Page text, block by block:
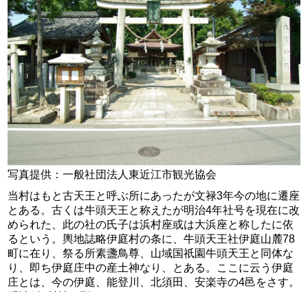
写真提供：一般社団法人東近江市観光協会
当村はもと古天王と呼ぶ所にあったが文禄3年今の地に遷座
とある。古くは牛頭天王と称えたが明治4年社号を現在に改
められた、此の社の氏子は浜村座或は大浜座と称したに依
るという。輿地誌略伊庭村の条に、牛頭天王社伊庭山麓78
町に在り、祭る所素盞鳥尊、山域国祇園牛頭天王と同体な
り、即ち伊庭庄中の産土神なり、とある。ここに云う伊庭
庄とは、今の伊庭、能登川、北須田、安楽寺の4邑をさす。